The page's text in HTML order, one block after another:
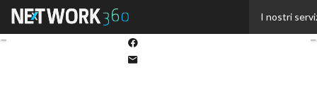
I nostri